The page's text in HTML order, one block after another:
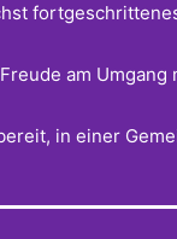
am
in einer